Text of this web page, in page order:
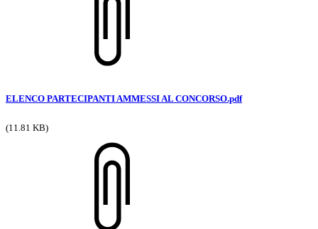
ELENCO PARTECIPANTI AMMESSI AL CONCORSO.pdf
(11.81 KB)